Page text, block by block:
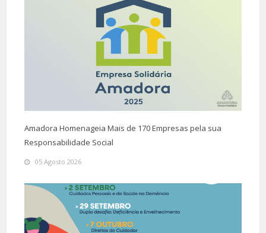
Amadora Homenageia Mais de 170 Empresas pela sua
Responsabilidade Social
05 Agosto 2026